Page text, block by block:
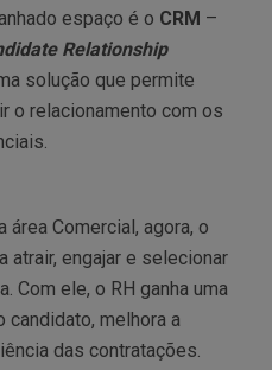
espaço é o CRM –
Relationship
solução que permite
o relacionamento com os
Comercial, agora, o
atrair, engajar e selecionar
Com ele, o RH ganha uma
candidato, melhora a
das contratações.